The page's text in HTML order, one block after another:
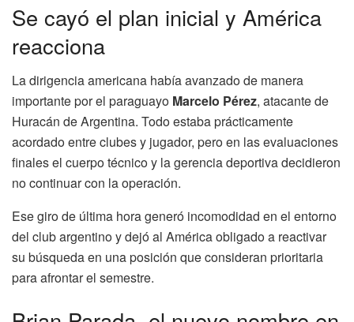
Se cayó el plan inicial y América
reacciona
La dirigencia americana había avanzado de manera
importante por el paraguayo Marcelo Pérez, atacante de
Huracán de Argentina. Todo estaba prácticamente
acordado entre clubes y jugador, pero en las evaluaciones
finales el cuerpo técnico y la gerencia deportiva decidieron
no continuar con la operación.
Ese giro de última hora generó incomodidad en el entorno
del club argentino y dejó al América obligado a reactivar
su búsqueda en una posición que consideran prioritaria
para afrontar el semestre.